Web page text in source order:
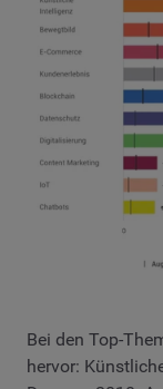
Bei den Top-
hervor: